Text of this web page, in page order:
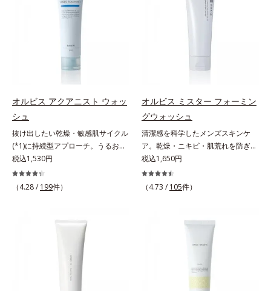
オルビス アクアニスト ウォッ
シュ
抜け出したい乾燥・敏感肌サイクル
(*1)に持続型アプローチ。うるおい
を追求した敏感肌用保湿スキンケア
(*2)。うるおいを逃し、刺激を受け
やすい角層の“乾燥敏感スランプ
望の敏感肌用保湿スキンケアライン
「オルビス アクアニスト」。乾燥
敏感スランプの原因にアプローチす
る持続型トリプルアミノ酸(*4)を配
合。もともと体内にあるアミノ酸は
税込1,530円
（4.28 / 199件）
オルビス ミスター フォーミン
グウォッシュ
清潔感を科学したメンズスキンケ
ア。乾燥・ニキビ・肌荒れを防ぎハ
リ・ツヤのある、好印象な清潔透明
肌(*1)へ。オルビス ミスターは、男
性の清潔感、爽やかさ、若々しさの
であること(*2)を業界で初めて発見
(*3)。ニキビ・肌荒れ予防有効成分
と保湿成分を新たに配合。これまで
の乾燥・テカリへのケアはそのまま
に、肌荒れ・ニキビ予防など“今”の
肌悩みに応え、“未来”を見据えて好
税込1,650円
（4.73 / 105件）